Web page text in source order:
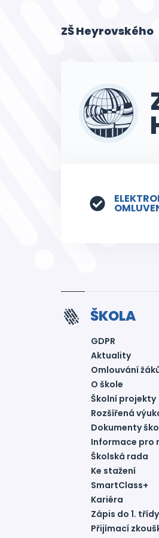
ZŠ Heyrovského
ŠKOLA
GDPR
Aktuality
Omlouvání
O škole
Školní projekty
Rozšířená
Dokumenty
Informace pro
Školská rada
Ke stažení
SmartClass+
Kariéra
Zápis do 1. třídy
Přijímací